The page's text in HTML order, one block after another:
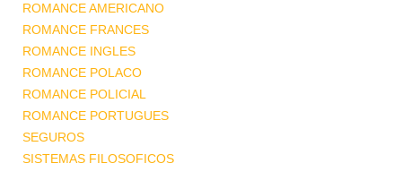
ROMANCE AMERICANO
ROMANCE FRANCES
ROMANCE INGLES
ROMANCE POLACO
ROMANCE POLICIAL
ROMANCE PORTUGUES
SEGUROS
SISTEMAS FILOSOFICOS